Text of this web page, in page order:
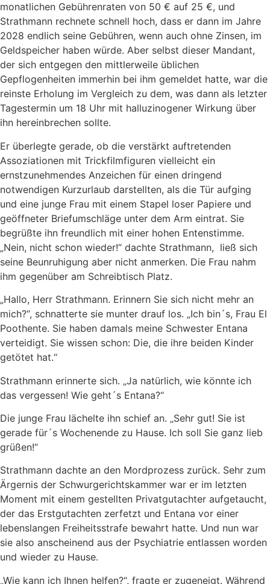
monatlichen Gebührenraten von 50 € auf 25 €, und
Strathmann rechnete schnell hoch, dass er dann im Jahre
2028 endlich seine Gebühren, wenn auch ohne Zinsen, im
Geldspeicher haben würde. Aber selbst dieser Mandant,
der sich entgegen den mittlerweile üblichen
Gepflogenheiten immerhin bei ihm gemeldet hatte, war die
reinste Erholung im Vergleich zu dem, was dann als letzter
Tagestermin um 18 Uhr mit halluzinogener Wirkung über
ihn hereinbrechen sollte.
Er überlegte gerade, ob die verstärkt auftretenden
Assoziationen mit Trickfilmfiguren vielleicht ein
ernstzunehmendes Anzeichen für einen dringend
notwendigen Kurzurlaub darstellten, als die Tür aufging
und eine junge Frau mit einem Stapel loser Papiere und
geöffneter Briefumschläge unter dem Arm eintrat. Sie
begrüßte ihn freundlich mit einer hohen Entenstimme.
„Nein, nicht schon wieder!“ dachte Strathmann, ließ sich
seine Beunruhigung aber nicht anmerken. Die Frau nahm
ihm gegenüber am Schreibtisch Platz.
„Hallo, Herr Strathmann. Erinnern Sie sich nicht mehr an
mich?“, schnatterte sie munter drauf los. „Ich bin´s, Frau El
Poothente. Sie haben damals meine Schwester Entana
verteidigt. Sie wissen schon: Die, die ihre beiden Kinder
getötet hat.“
Strathmann erinnerte sich. „Ja natürlich, wie könnte ich
das vergessen! Wie geht´s Entana?“
Die junge Frau lächelte ihn schief an. „Sehr gut! Sie ist
gerade für´s Wochenende zu Hause. Ich soll Sie ganz lieb
grüßen!“
Strathmann dachte an den Mordprozess zurück. Sehr zum
Ärgernis der Schwurgerichtskammer war er im letzten
Moment mit einem gestellten Privatgutachter aufgetaucht,
der das Erstgutachten zerfetzt und Entana vor einer
lebenslangen Freiheitsstrafe bewahrt hatte. Und nun war
sie also anscheinend aus der Psychiatrie entlassen worden
und wieder zu Hause.
„Wie kann ich Ihnen helfen?“, fragte er zugeneigt. Während